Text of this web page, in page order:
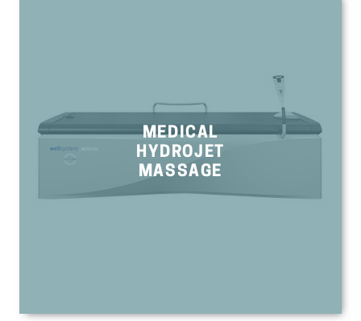
MEDICAL
HYDROJET
MASSAGE